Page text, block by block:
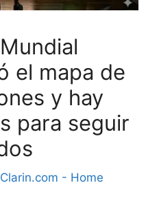
el mapa de
y hay
para seguir
Clarin.com - Home